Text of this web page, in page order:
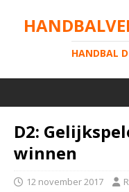
HANDBAL
D2:
winnen
12 november 2017